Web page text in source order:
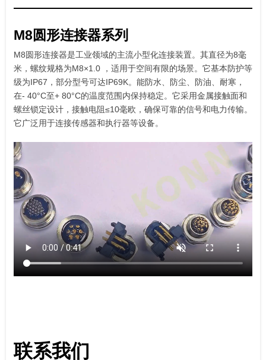
M8圆形连接器系列
M8圆形连接器是工业领域的主流小型化连接装置。其直径为8毫
米，螺纹规格为M8×1.0 ，适用于空间有限的场景。它基本防护等
级为IP67，部分型号可达IP69K。能防水、防尘、防油、耐寒，
在- 40°C至+ 80°C的温度范围内保持稳定。它采用金属接触面和
螺丝锁定设计，接触电阻≤10毫欧，确保可靠的信号和电力传输。
它广泛用于连接传感器和执行器等设备。
联系我们